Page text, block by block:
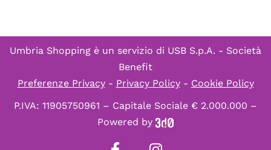
Umbria Shopping è un servizio di USB S.p.A. - Società
Benefit
Preferenze Privacy- Privacy Policy- Cookie Policy
P.IVA: 11905750961 – Capitale Sociale € 2.000.000 –
Powered by